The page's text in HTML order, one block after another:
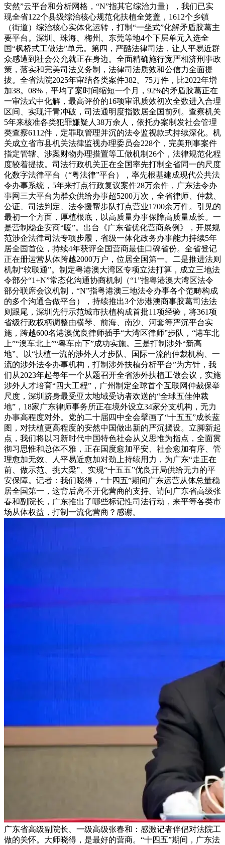
安然”云平台和分析网格，“N”指其它综治力量），我们已实
现全省122个县级综治核心规范化扶植全笼盖，1612个乡镇
（街道）综治核心实体化运转，打制“一坐式”化解矛盾胶葛主
要平台。深圳、珠海、梅州、东莞等地4个下层单元入选全
国“枫桥式工做法”单元。第四，严酷法律司法，让人平易近群
众感遭到社会公允就正在身边。全面精确施行宽严相济刑事政
策，落实和完美司法义务制，法律司法质效和公信力全面提
拔。全省法院2025年审结各类案件382。75万件，比2022年增
加38。08%，平均了案时间缩短一个月，92%的矛盾胶葛正在
一审法式中化解，最高评价的16项审讯质效初次全数进入合理
区间、实现汗青冲破，司法通明度指数居全国前列。查察机关
5年来核准各类犯罪嫌疑人38万余人，依托办案制发社会管理
类查察6112件，定罪取管理并沉的法令监视款式持续深化。机
关成立省市县机关法律监视办理委员会228个，完美刑事案件
指定管辖、涉案财物办理措置等工做机制26个，法律规范化程
度较着提拔。司法行政机关正在全国率先打制全省同一的尺度
化数字法律平台（“粤法律”平台），率先根基建成现代公共法
令办事系统，5年来打点行政复议案件28万余件，广东法令办
事网三大平台为群众供给办事超5200万次，全省律师、仲裁、
公证、司法判定、法令援帮步队打点营业1700余万件。引见的
最初一个方面，厚植根底，以高质量办事保障高质量成长。一
是营制稳企安商“暖”。出台《广东省优化营商条例》，开展规
范涉企法律司法专项步履，省级一体化政务办事能力持续5年
居全国首位，持续4年获评全国营商最佳口碑省份。全省登记
正在册运营从体跨越2000万户，位居全国第一。二是推进法则
机制“软联通”。制定粤港澳大湾区专项立法打算，成立三地法
令部分“1+N”常态化沟通协商机制（“1”指粤港澳大湾区法令
部分联席会议机制，“N”指粤港澳三地法令办事各个范畴构成
的多个沟通合做平台），持续推出3个涉港澳商事胶葛司法法
则跟尾，深圳先行示范城市扶植构成首批11项经验，将361项
省级行政权柄调整由横琴、前海、南沙、河套等严沉平台实
施，跨越600名港澳优良律师插手“大湾区律师”步队，“港车北
上”“澳车北上”“粤车南下”成功实施。三是打制涉外“新高
地”。以“扶植一流的涉外人才步队、国际一流的仲裁机构、一
流的涉外法令办事机构，打制涉外扶植分析平台”为方针，我
们从2023年起每年一个从题召开全省涉外扶植工做会议，实施
涉外人才培育“四大工程”，广州制定全球首个互联网仲裁保举
尺度，深圳跻身最受亚太地域受访者欢送的“全球五佳仲裁
地”，18家广东律师事务所正在境外设立34家分支机构，无力
办事高程度对外。党的二十届四中全会擘画了“十五五”成长蓝
图，对扶植更高程度的安然中国做出新的严沉摆设。立脚新起
点，我们将以习新时代中国特色社会从义思惟为指点，全面贯
彻习思惟和总体不雅，正在国度愈加平安、社会愈加有序、管
理愈加无效、人平易近愈加对劲上持续用力，为广东“走正在
前、做示范、挑大梁”、实现“十五五”优良开局供给无力的平
安保障。记者：我们晓得，“十四五”期间广东运营从体总量稳
居全国第一，这背后离不开化营商的支持。请问广东省高级张
春和副院长，广东推出了哪些标记性司法行动，来平等各类市
场从体权益，打制一流化营商？感谢。
广东省高级副院长、一级高级张春和：感激记者伴侣对法院工
做的关怀。大师晓得，是最好的营商。“十四五”期间，广东法